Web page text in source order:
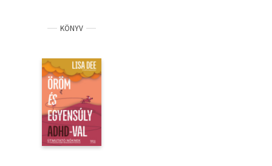
Tankönyv, segédkönyv
Társadalomtudomány
Természettudomány
Történelem
KÖNYV